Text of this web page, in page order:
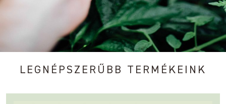
LEGNÉPSZERŰBB TERMÉKEINK